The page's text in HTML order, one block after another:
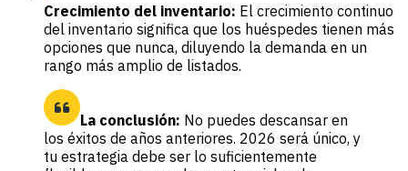
Crecimiento del inventario: El crecimiento continuo
del inventario significa que los huéspedes tienen más
opciones que nunca, diluyendo la demanda en un
rango más amplio de listados.
La conclusión: No puedes descansar en
los éxitos de años anteriores. 2026 será único, y
tu estrategia debe ser lo suficientemente